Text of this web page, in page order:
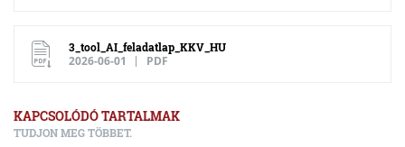
3_tool_AI_feladatlap_KKV_HU
2026-06-01 PDF
KAPCSOLÓDÓ TARTALMAK
TUDJON MEG TÖBBET.